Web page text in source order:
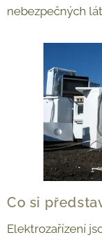
nebezpečných
Co si
Elektrozařízení